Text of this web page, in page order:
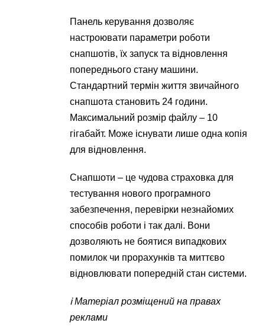
Панель керування дозволяє
настроювати параметри роботи
снапшотів, їх запуск та відновлення
попереднього стану машини.
Стандартний термін життя звичайного
снапшота становить 24 години.
Максимальний розмір файлу – 10
гігабайт. Може існувати лише одна копія
для відновлення.
Снапшоти – це чудова страховка для
тестування нового програмного
забезпечення, перевірки незнайомих
способів роботи і так далі. Вони
дозволяють не боятися випадкових
помилок чи прорахунків та миттєво
відновлювати попередній стан системи.
ℹ️ Матеріал розміщений на правах
реклами